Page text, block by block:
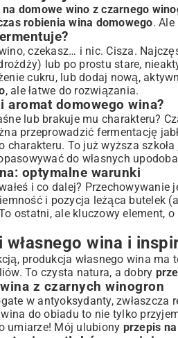
domowe wino z czarnego
robienia wina domowego.
czekasz… i nic. Cisza.
lub po prostu stare,
cukru, lub dodaj nową,
, ale łatwe do rozwiązania.
aromat domowego wina?
lub brakuje mu charakteru?
przeprowadzić fermentację
charakteru. To już wyższa
do własnych
optymalne warunki
i co dalej?
i pozycja leżąca butelek
ostatni, ale kluczowy element,
wina i
produkcja własnego wina ma
To czysta natura, a dobry
z czarnych winogron
w antyoksydanty, zwłaszcza
do obiadu to nie tylko
umiarze! Mój ulubiony przepis